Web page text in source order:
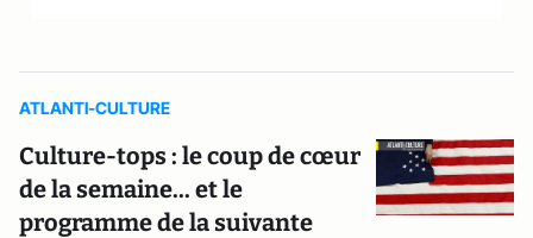
ATLANTI-CULTURE
Culture-tops : le coup de cœur
de la semaine... et le
programme de la suivante